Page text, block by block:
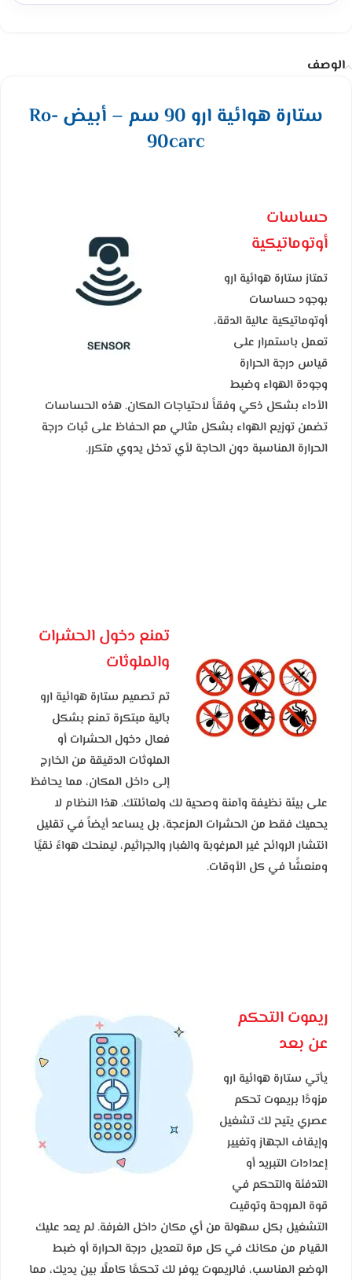
الوصف
ستارة هوائية ارو 90 سم – أبيض Ro-
90carc
حساسات
أوتوماتيكية
تمتاز ستارة هوائية ارو
بوجود حساسات
أوتوماتيكية عالية الدقة،
تعمل باستمرار على
قياس درجة الحرارة
وجودة الهواء وضبط
الأداء بشكل ذكي وفقاً لاحتياجات المكان. هذه الحساسات
تضمن توزيع الهواء بشكل مثالي مع الحفاظ على ثبات درجة
الحرارة المناسبة دون الحاجة لأي تدخل يدوي متكرر.
تمنع دخول الحشرات
والملوثات
تم تصميم ستارة هوائية ارو
بآلية مبتكرة تمنع بشكل
فعال دخول الحشرات أو
الملوثات الدقيقة من الخارج
إلى داخل المكان، مما يحافظ
على بيئة نظيفة وآمنة وصحية لك ولعائلتك. هذا النظام لا
يحميك فقط من الحشرات المزعجة، بل يساعد أيضاً في تقليل
انتشار الروائح غير المرغوبة والغبار والجراثيم، ليمنحك هواءً نقيًا
ومنعشًا في كل الأوقات.
ريموت التحكم
عن بعد
يأتي ستارة هوائية ارو
مزودًا بريموت تحكم
عصري يتيح لك تشغيل
وإيقاف الجهاز وتغيير
إعدادات التبريد أو
التدفئة والتحكم في
قوة المروحة وتوقيت
التشغيل بكل سهولة من أي مكان داخل الغرفة. لم يعد عليك
القيام من مكانك في كل مرة لتعديل درجة الحرارة أو ضبط
الوضع المناسب، فالريموت يوفر لك تحكمًا كاملًا بين يديك، مما